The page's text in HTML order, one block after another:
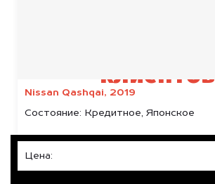
Nissan Qashqai, 2019
Состояние: Кредитное, Японское
Цена:
клиентов